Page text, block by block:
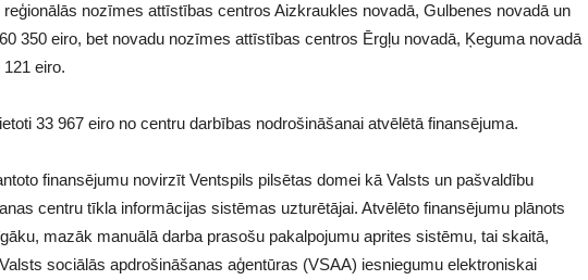
nozīmes attīstības centros Aizkraukles novadā, Gulbenes novadā un
350 eiro, bet novadu nozīmes attīstības centros Ērgļu novadā, Ķeguma novadā
eiro.
33 967 eiro no centru darbības nodrošināšanai atvēlētā finansējuma.
finansējumu novirzīt Ventspils pilsētas domei kā Valsts un pašvaldību
centru tīkla informācijas sistēmas uzturētājai. Atvēlēto finansējumu plānots
mazāk manuālā darba prasošu pakalpojumu aprites sistēmu, tai skaitā,
sociālās apdrošināšanas aģentūras (VSAA) iesniegumu elektroniskai